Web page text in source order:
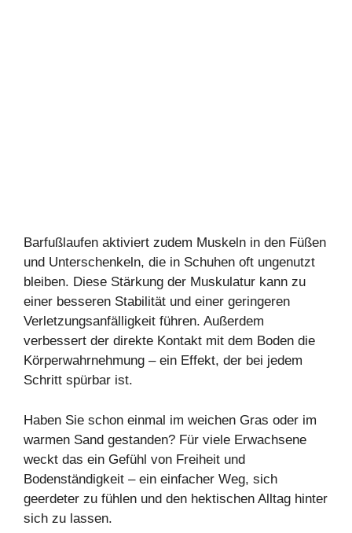
Barfußlaufen aktiviert zudem Muskeln in den Füßen
und Unterschenkeln, die in Schuhen oft ungenutzt
bleiben. Diese Stärkung der Muskulatur kann zu
einer besseren Stabilität und einer geringeren
Verletzungsanfälligkeit führen. Außerdem
verbessert der direkte Kontakt mit dem Boden die
Körperwahrnehmung – ein Effekt, der bei jedem
Schritt spürbar ist.
Haben Sie schon einmal im weichen Gras oder im
warmen Sand gestanden? Für viele Erwachsene
weckt das ein Gefühl von Freiheit und
Bodenständigkeit – ein einfacher Weg, sich
geerdeter zu fühlen und den hektischen Alltag hinter
sich zu lassen.